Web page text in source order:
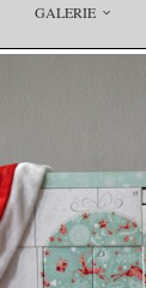
GALERIE